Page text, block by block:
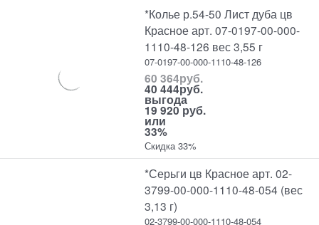
*Колье р.54-50 Лист дуба цв
Красное арт. 07-0197-00-000-
1110-48-126 вес 3,55 г
07-0197-00-000-1110-48-126
60 364руб.
40 444руб.
выгода
19 920 руб.
или
33%
Скидка 33%
*Серьги цв Красное арт. 02-
3799-00-000-1110-48-054 (вес
3,13 г)
02-3799-00-000-1110-48-054